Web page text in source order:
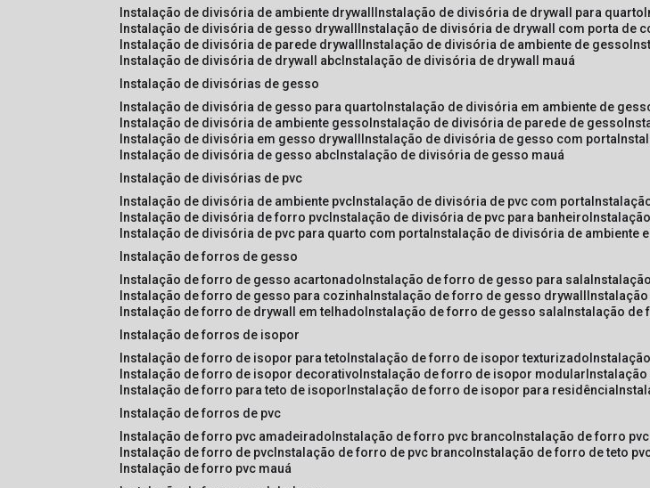
instalação de divisória de ambiente drywall
instalação de divisória de drywall para quarto
instalação de divisória de gesso drywall
instalação de divisória de drywall com porta de
instalação de divisória de parede drywall
instalação de divisória de ambiente de gesso
instalação de divisória de drywall abc instalação de divisória de drywall mauá
instalação de divisórias de gesso
instalação de divisória de gesso para quarto instalação de divisória em ambiente de
instalação de divisória de ambiente gesso instalação de divisória de parede de gesso
instalação de divisória em gesso drywall
instalação de divisória de gesso com porta
instalação de divisória de gesso abc instalação de divisória de gesso mauá
instalação de divisórias de pvc
instalação de divisória de ambiente pvc instalação de divisória de pvc com porta
instalação de divisória de forro pvc instalação de divisória de pvc para banheiro
instalação de divisória de pvc para quarto com porta instalação de divisória de ambiente
instalação de forros de gesso
instalação de forro de gesso acartonado instalação de forro de gesso para sala
instalação de forro de gesso para cozinha instalação de forro de gesso drywall
instalação de forro de drywall em telhado instalação de forro de gesso sala instalação de
instalação de forros de isopor
instalação de forro de isopor para teto instalação de forro de isopor texturizado
instalação de forro de isopor decorativo instalação de forro de isopor modular
instalação de forro para teto de isopor instalação de forro de isopor para residência
instalação de forros de pvc
instalação de forro pvc amadeirado instalação de forro pvc branco instalação de forro
instalação de forro de pvc instalação de forro de pvc branco instalação de forro de teto
instalação de forro pvc mauá